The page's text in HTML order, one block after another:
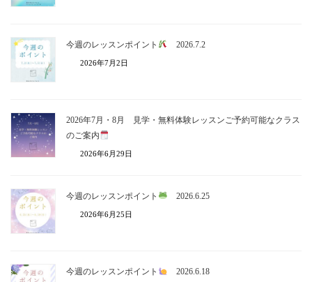
今週のレッスンポイント 2026.7.2
2026年7月2日
2026年7月・8月 見学・無料体験レッスンご予約可能なクラス
のご案内
2026年6月29日
今週のレッスンポイント 2026.6.25
2026年6月25日
今週のレッスンポイント 2026.6.18